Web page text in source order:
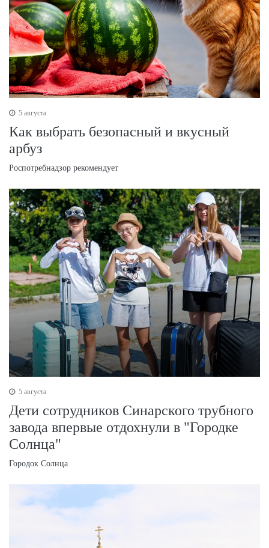
5 августа
Как выбрать безопасный и вкусный
арбуз
Роспотребнадзор рекомендует
5 августа
Дети сотрудников Синарского трубного
завода впервые отдохнули в "Городке
Солнца"
Городок Солнца